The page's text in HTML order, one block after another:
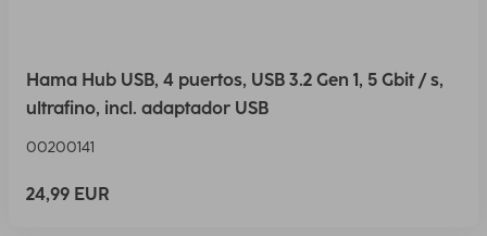
Hama Hub USB, 4 puertos, USB 3.2 Gen 1, 5 Gbit / s,
ultrafino, incl. adaptador USB
00200141
24,99 EUR